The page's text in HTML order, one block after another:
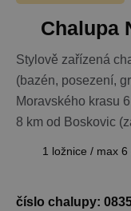
Chalupa
Stylově zařízená
(bazén, posezení,
Moravského krasu
8 km od Boskovic
1 ložnice / max 6
číslo chalupy: